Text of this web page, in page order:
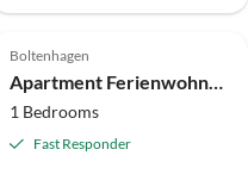
4.2 (5)
Boltenhagen
Apartment Ferienwohnung in Boltenhagen
1 Bedrooms
Fast Responder